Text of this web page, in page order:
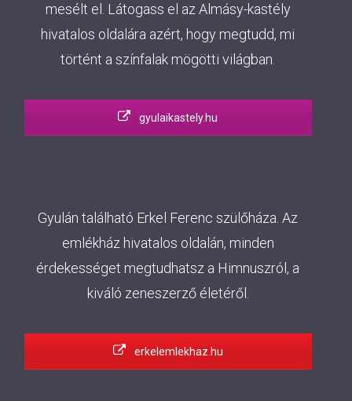
mesélt el. Látogass el az Almásy-kastély
hivatalos oldalára azért, hogy megtudd, mi
történt a színfalak mögötti világban.
gyulaikastely.hu
Gyulán található Erkel Ferenc szülőháza. Az
emlékház hivatalos oldalán, minden
érdekességet megtudhatsz a Himnuszról, a
kiváló zeneszerző életéről.
erkelemlekhaz.hu